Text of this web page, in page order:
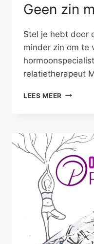
Geen zin
Stel je hebt door
minder zin om te
relatietherapeut
LEES MEER GEEN
VRIJEN